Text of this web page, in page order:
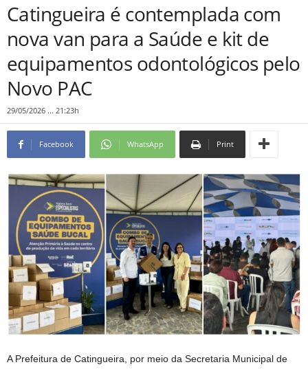
Catingueira é contemplada com
nova van para a Saúde e kit de
equipamentos odontológicos pelo
Novo PAC
29/05/2026 ... 21:23h
Facebook WhatsApp Print
A Prefeitura de Catingueira, por meio da Secretaria Municipal de